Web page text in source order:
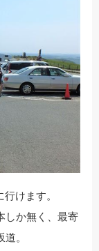
けます。
しか無く、最寄
。